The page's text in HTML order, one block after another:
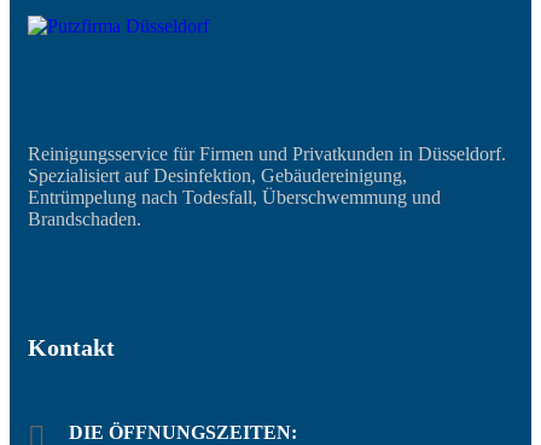
Reinigungsservice für Firmen und Privatkunden in Düsseldorf.
Spezialisiert auf Desinfektion, Gebäudereinigung,
Entrümpelung nach Todesfall, Überschwemmung und
Brandschaden.
Kontakt
DIE ÖFFNUNGSZEITEN: